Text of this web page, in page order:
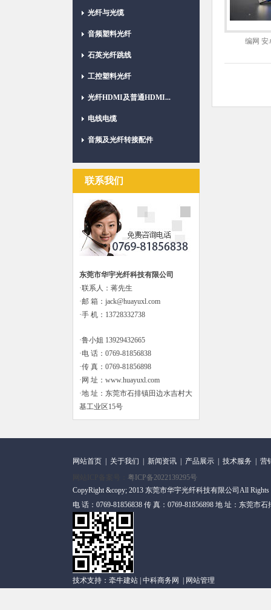
光纤与光缆
音频塑料光纤
石英光纤跳线
工控塑料光纤
光纤HDMI及普通HDMI...
电线电缆
音频及光纤转接配件
联系我们
东莞市华宇光纤科技有限公司
·联系人：蒋先生
·邮 箱：jack@huayuxl.com
·手 机：13728332738
·鲁小姐 13929432665
·电 话：0769-81856838
·传 真：0769-81856898
·网 址：www.huayuxl.com
·地 址：东莞市石排镇田边水吉村大
基工业区15号
编网 安
网站首页 关于我们 新闻资讯 产品展示 技术服务
营
粤ICP备2022139295号
CopyRight &copy; 2013 东莞市华宇光纤科技有限公司All
电 话：0769-81856838 传 真：0769-81856898 地 址：东莞市
技术支持： 牵牛建站 中科商务网 网站管理